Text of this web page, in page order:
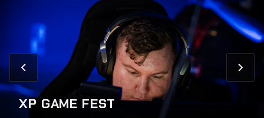
XP GAME FEST